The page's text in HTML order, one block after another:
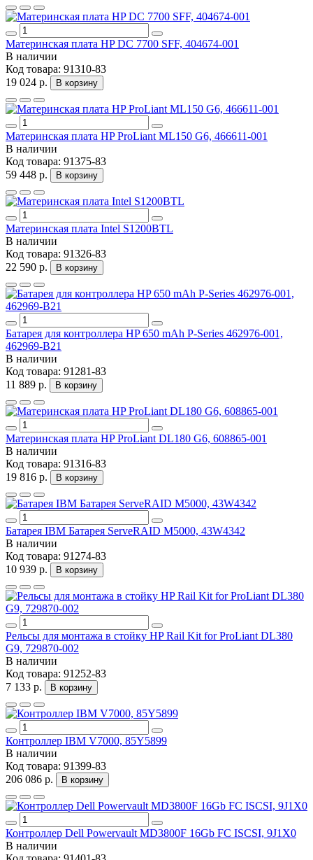
Материнская плата HP DC 7700 SFF, 404674-001
В наличии
Код товара: 91310-83
19 024 р.
В корзину
Материнская плата HP ProLiant ML150 G6, 466611-001
В наличии
Код товара: 91375-83
59 448 р.
В корзину
Материнская плата Intel S1200BTL
В наличии
Код товара: 91326-83
22 590 р.
В корзину
Батарея для контроллера HP 650 mAh P-Series 462976-001,
462969-B21
В наличии
Код товара: 91281-83
11 889 р.
В корзину
Материнская плата HP ProLiant DL180 G6, 608865-001
В наличии
Код товара: 91316-83
19 816 р.
В корзину
Батарея IBM Батарея ServeRAID M5000, 43W4342
В наличии
Код товара: 91274-83
10 939 р.
В корзину
Рельсы для монтажа в стойку HP Rail Kit for ProLiant DL380
G9, 729870-002
В наличии
Код товара: 91252-83
7 133 р.
В корзину
Контроллер IBM V7000, 85Y5899
В наличии
Код товара: 91399-83
206 086 р.
В корзину
Контроллер Dell Powervault MD3800F 16Gb FC ISCSI, 9J1X0
В наличии